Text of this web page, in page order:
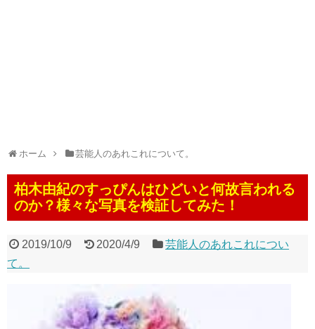
ホーム 芸能人のあれこれについて。
柏木由紀のすっぴんはひどいと何故言われる
のか？様々な写真を検証してみた！
2019/10/9 2020/4/9
芸能人のあれこれについ
て。